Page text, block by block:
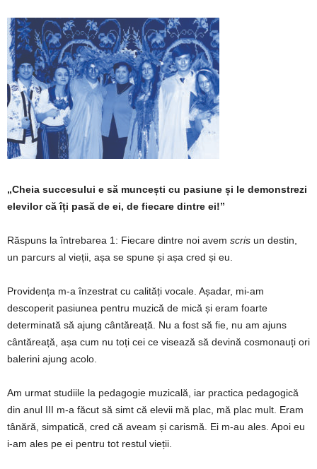
„Cheia succesului e să muncești cu pasiune și le demonstrezi
elevilorcă îți pasă de ei, de fiecare dintre ei!”
Răspuns la întrebarea 1: Fiecare dintre noi avem scris un destin,
un parcurs al vieții, așa se spune și așa cred și eu.
Providența m-a înzestrat cu calități vocale. Așadar, mi-am
descoperit pasiunea pentru muzică de mică și eram foarte
determinată să ajung cântăreață. Nu a fost să fie, nu am ajuns
cântăreață, așa cum nu toți cei ce visează să devină cosmonauți ori
balerini ajung acolo.
Am urmat studiile la pedagogie muzicală, iar practica pedagogică
din anul III m-a făcut să simt că elevii mă plac, mă plac mult. Eram
tânără, simpatică, cred că aveam și carismă. Ei m-au ales. Apoi eu
i-am ales pe ei pentru tot restul vieții.